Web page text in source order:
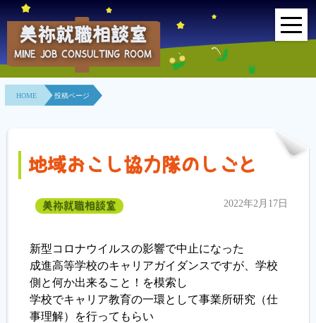
HOME
事業所紹介
相談室とは？
利用者の声
地域連携事業
求人情報検索
各種セミナー
美祢就職相談室
MINE JOB CONSULTING ROOM
HOME 投稿ページ
地域おこし協力隊のしごと
美祢就職相談室 2022年2月17日
新型コロナウイルスの影響で中止になった
成進高等学校のキャリアガイダンスですが、学校
側と何か出来ること！を模索し
学校でキャリア教育の一環として事業所研究（仕
事理解）を行ってもらい